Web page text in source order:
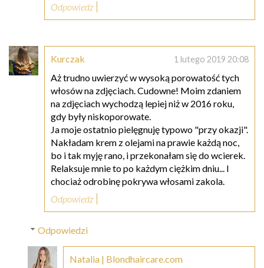
Odpowiedz
Kurczak 1 lutego 2019 20:08
Aż trudno uwierzyć w wysoką porowatość tych
włosów na zdjęciach. Cudowne! Moim zdaniem
na zdjęciach wychodzą lepiej niż w 2016 roku,
gdy były niskoporowate.
Ja moje ostatnio pielęgnuję typowo "przy okazji".
Nakładam krem z olejami na prawie każdą noc,
bo i tak myję rano, i przekonałam się do wcierek.
Relaksuje mnie to po każdym ciężkim dniu... I
chociaż odrobinę pokrywa włosami zakola.
Odpowiedz
Odpowiedzi
Natalia | Blondhaircare.com